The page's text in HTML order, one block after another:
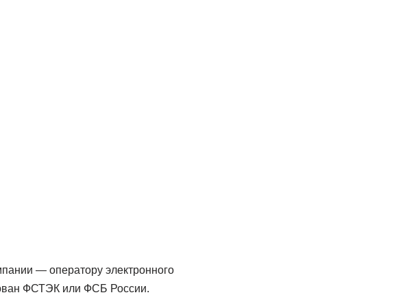
— оператору электронного
ФСТЭК или ФСБ России.